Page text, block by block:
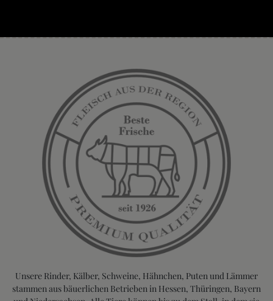
Unsere Rinder, Kälber, Schweine, Hähnchen, Puten und Lämmer
stammen aus bäuerlichen Betrieben in Hessen, Thüringen, Bayern